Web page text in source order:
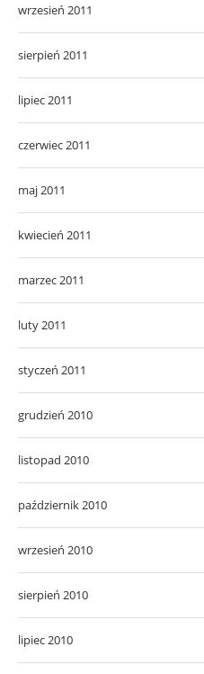
wrzesień 2011
sierpień 2011
lipiec 2011
czerwiec 2011
maj 2011
kwiecień 2011
marzec 2011
luty 2011
styczeń 2011
grudzień 2010
listopad 2010
październik 2010
wrzesień 2010
sierpień 2010
lipiec 2010